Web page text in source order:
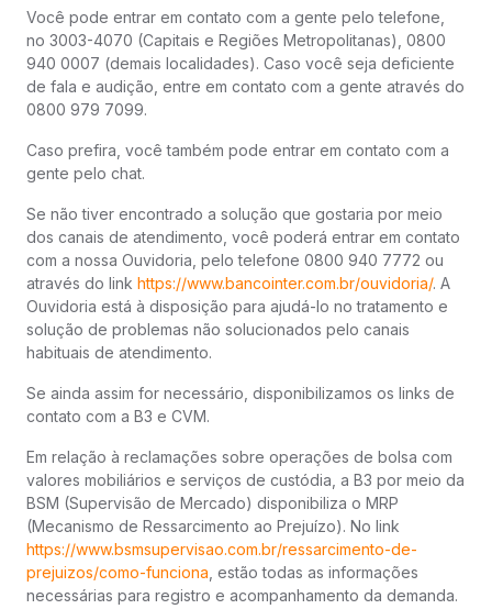
Você pode entrar em contato com a gente pelo telefone,
no 3003-4070 (Capitais e Regiões Metropolitanas), 0800
940 0007 (demais localidades). Caso você seja deficiente
de fala e audição, entre em contato com a gente através do
0800 979 7099.
Caso prefira, você também pode entrar em contato com a
gente pelo chat.
Se não tiver encontrado a solução que gostaria por meio
dos canais de atendimento, você poderá entrar em contato
com a nossa Ouvidoria, pelo telefone 0800 940 7772 ou
através do link https://www.bancointer.com.br/ouvidoria/. A
Ouvidoria está à disposição para ajudá-lo no tratamento e
solução de problemas não solucionados pelo canais
habituais de atendimento.
Se ainda assim for necessário, disponibilizamos os links de
contato com a B3 e CVM.
Em relação à reclamações sobre operações de bolsa com
valores mobiliários e serviços de custódia, a B3 por meio da
BSM (Supervisão de Mercado) disponibiliza o MRP
(Mecanismo de Ressarcimento ao Prejuízo). No link
https://www.bsmsupervisao.com.br/ressarcimento-de-
prejuizos/como-funciona , estão todas as informações
necessárias para registro e acompanhamento da demanda.